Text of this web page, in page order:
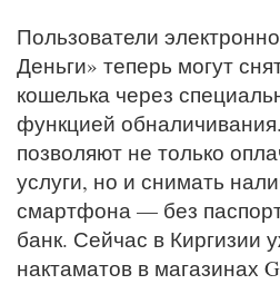
Пользователи
Деньги» теперь могут
кошелька через
функцией
позволяют не только
услуги, но и снимать
смартфона — без
банк. Сейчас в Киргизии
нактаматов в магазинах